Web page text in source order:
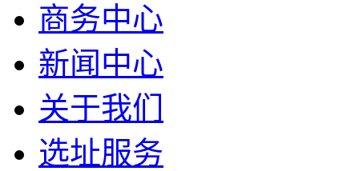
商务中心
新闻中心
关于我们
选址服务